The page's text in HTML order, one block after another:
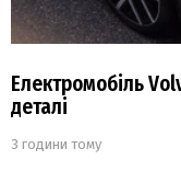
Електромобіль
деталі
3 години тому